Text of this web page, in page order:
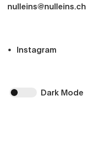
nulleins@nulleins.ch
Instagram
Dark Mode